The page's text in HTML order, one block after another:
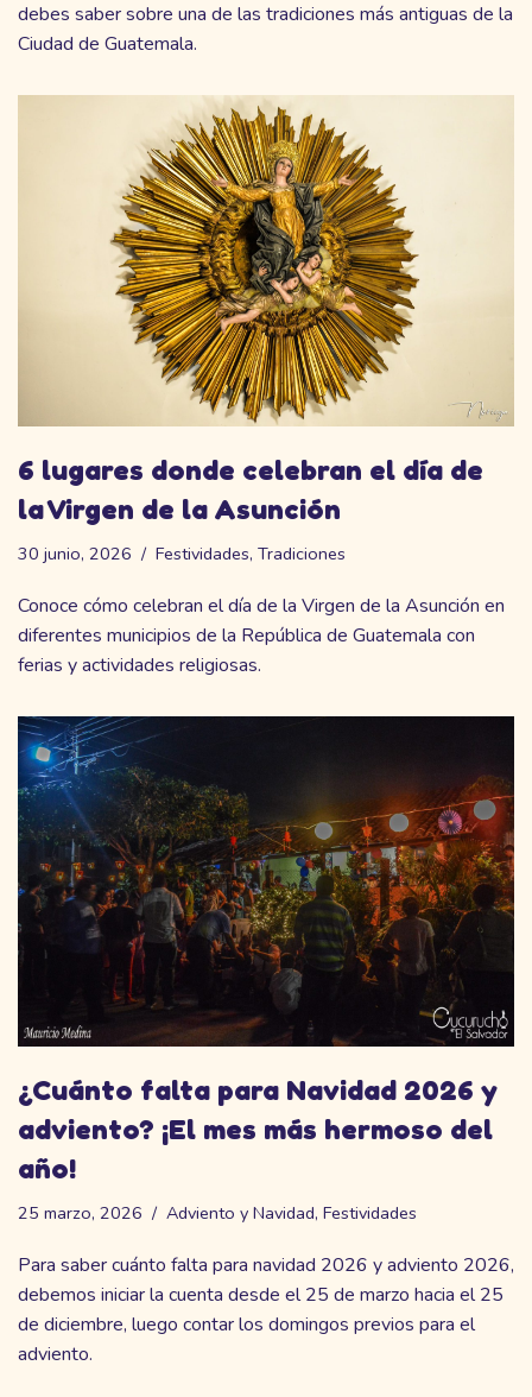
debes saber sobre una de las tradiciones más antiguas de la
Ciudad de Guatemala.
6 lugares donde celebran el día de
la Virgen de la Asunción
30 junio, 2026 Festividades, Tradiciones
Conoce cómo celebran el día de la Virgen de la Asunción en
diferentes municipios de la República de Guatemala con
ferias y actividades religiosas.
¿Cuánto falta para Navidad 2026 y
adviento? ¡El mes más hermoso del
año!
25 marzo, 2026 Adviento y Navidad, Festividades
Para saber cuánto falta para navidad 2026 y adviento 2026,
debemos iniciar la cuenta desde el 25 de marzo hacia el 25
de diciembre, luego contar los domingos previos para el
adviento.